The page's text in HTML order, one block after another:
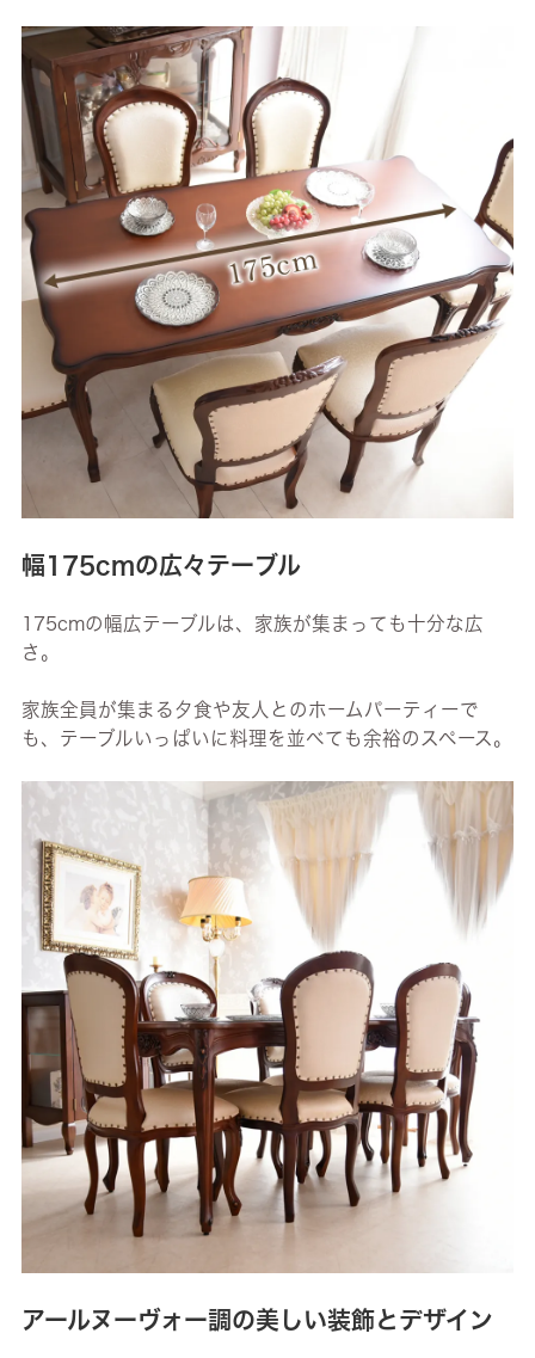
幅175cmの広々テーブル
175cmの幅広テーブルは、家族が集まっても十分な広
さ。
家族全員が集まる夕食や友人とのホームパーティーで
も、テーブルいっぱいに料理を並べても余裕のスペース。
アールヌーヴォー調の美しい装飾とデザイン